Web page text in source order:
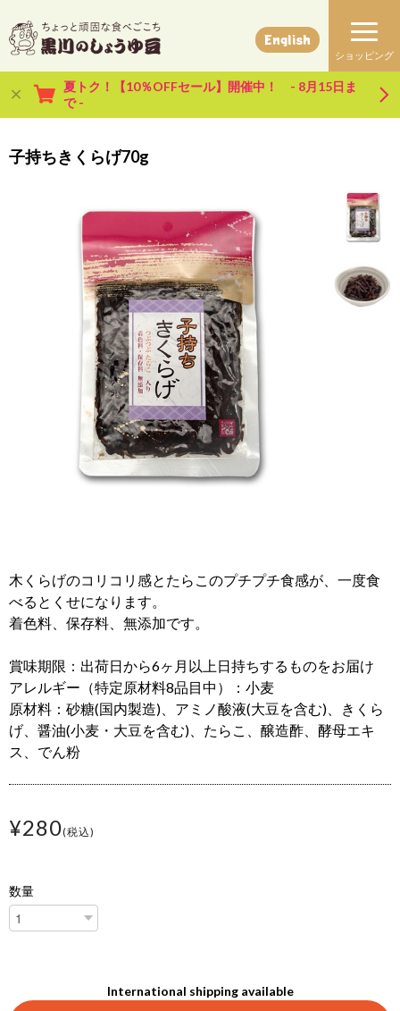
夏トク！【10％OFFセール】開催中！ - 8月15日ま
で -
English
子持ちきくらげ70g
木くらげのコリコリ感とたらこのプチプチ食感が、一度食
べるとくせになります。
着色料、保存料、無添加です。
賞味期限：出荷日から6ヶ月以上日持ちするものをお届け
アレルギー（特定原材料8品目中）：小麦
原材料：砂糖(国内製造)、アミノ酸液(大豆を含む)、きくら
げ、醤油(小麦・大豆を含む)、たらこ、醸造酢、酵母エキ
ス、でん粉
¥280(税込)
数量
International shipping available